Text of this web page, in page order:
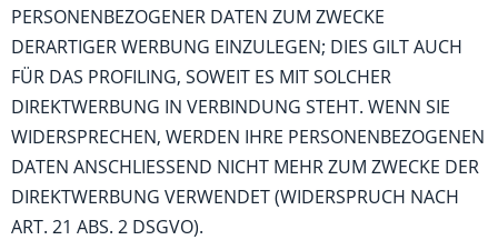
PERSONENBEZOGENER DATEN ZUM ZWECKE
DERARTIGER WERBUNG EINZULEGEN; DIES GILT AUCH
FÜR DAS PROFILING, SOWEIT ES MIT SOLCHER
DIREKTWERBUNG IN VERBINDUNG STEHT. WENN SIE
WIDERSPRECHEN, WERDEN IHRE PERSONENBEZOGENEN
DATEN ANSCHLIESSEND NICHT MEHR ZUM ZWECKE DER
DIREKTWERBUNG VERWENDET (WIDERSPRUCH NACH
ART. 21 ABS. 2 DSGVO).